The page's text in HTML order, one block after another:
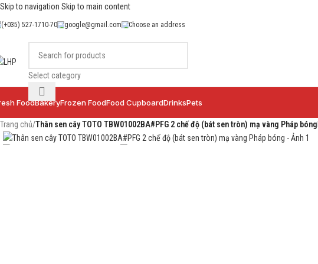
Skip to navigation Skip to main content
(+035) 527-1710-70 google@gmail.com Choose an address
Select category
FoodBakeryFrozen FoodFood CupboardDrinksPets
Trang chủ/Thân sen cây TOTO TBW01002BA#PFG 2 chế độ (bát sen tròn) mạ vàng Pháp bóng